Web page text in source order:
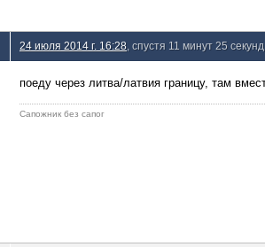
24 июля 2014 г. 16:28 , спустя 11 минут 25 секунд
поеду через литва/латвия границу, там
Сапожник без сапог